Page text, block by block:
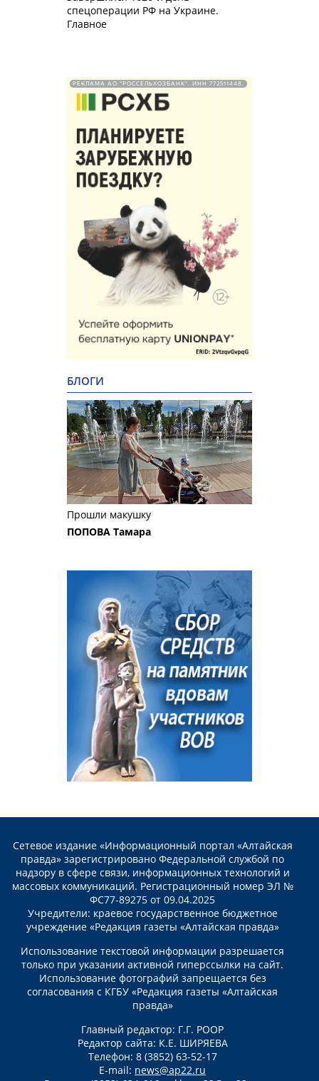
спецоперации РФ на Украине.
Главное
РЕКЛАМА АО "РОССЕЛЬХОЗБАНК". ИНН 772511448.
БЛОГИ
Прошли макушку
ПОПОВА Тамара
Сетевое издание «Информационный портал «Алтайская
правда» зарегистрировано Федеральной службой по
надзору в сфере связи, информационных технологий и
массовых коммуникаций. Регистрационный номер ЭЛ №
ФС77-89275 от 09.04.2025
Учредители: краевое государственное бюджетное
учреждение «Редакция газеты «Алтайская правда»
Использование текстовой информации разрешается
только при указании активной гиперссылки на сайт.
Использование фотографий запрещается без
согласования с КГБУ «Редакция газеты «Алтайская
правда»
Главный редактор: Г.Г. РООР
Редактор сайта: К.Е. ШИРЯЕВА
Телефон: 8 (3852) 63-52-17
E-mail: news@ap22.ru